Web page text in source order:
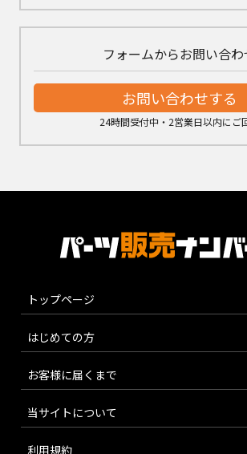
フォームからお問い合わ
お問い合わせする
24時間受付中・2営業日以内にご
トップページ
はじめての方
お客様に届くまで
当サイトについて
利用規約